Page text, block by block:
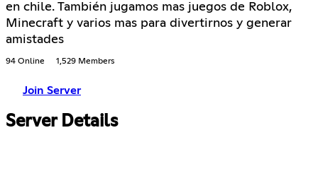
en chile. También jugamos mas juegos de Roblox,
Minecraft y varios mas para divertirnos y generar
amistades
94 Online 1,529 Members
Join Server
Server Details